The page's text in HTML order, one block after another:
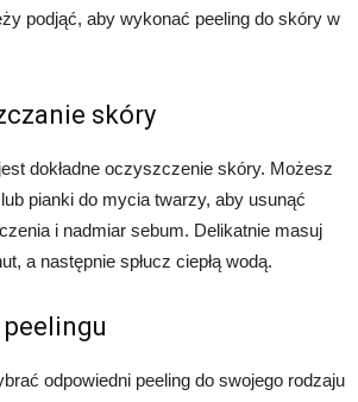
podjąć, aby wykonać peeling do skóry w
skóry
dokładne oczyszczenie skóry. Możesz
pianki do mycia twarzy, aby usunąć
i nadmiar sebum. Delikatnie masuj
a następnie spłucz ciepłą wodą.
peelingu
odpowiedni peeling do swojego rodzaju